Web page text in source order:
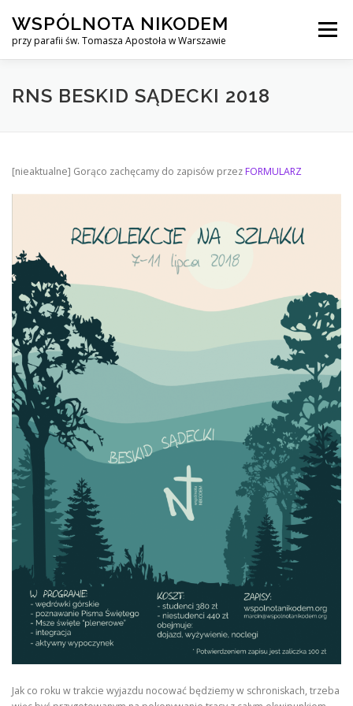
treści
WSPÓLNOTA NIKODEM
przy parafii św. Tomasza Apostoła w Warszawie
Menu
O NAS WYJAZDY KURS ALPHA
RNS BESKID SĄDECKI 2018
[nieaktualne] Gorąco zachęcamy do zapisów przezFORMULARZ
Jak co roku w trakcie wyjazdu nocować będziemy w schroniskach, trzeba